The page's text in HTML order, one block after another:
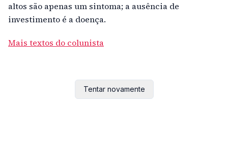
altos são apenas um sintoma; a ausência de
investimento é a doença.
Mais textos do colunista
Tentar novamente